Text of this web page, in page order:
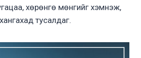
хөрөнгө мөнгийг хэмнэж,
тусалдаг.